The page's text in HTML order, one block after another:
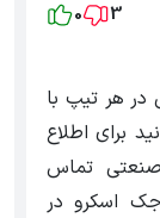
3
0
هر تیپ با
برای اطلاع
صنعتی تماس
اسکرو در